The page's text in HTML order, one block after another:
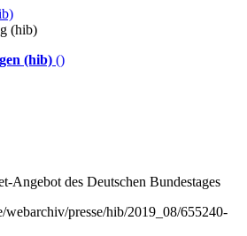
(hib)
(hib) ()
Angebot des Deutschen Bundestages
webarchiv/presse/hib/2019_08/655240-